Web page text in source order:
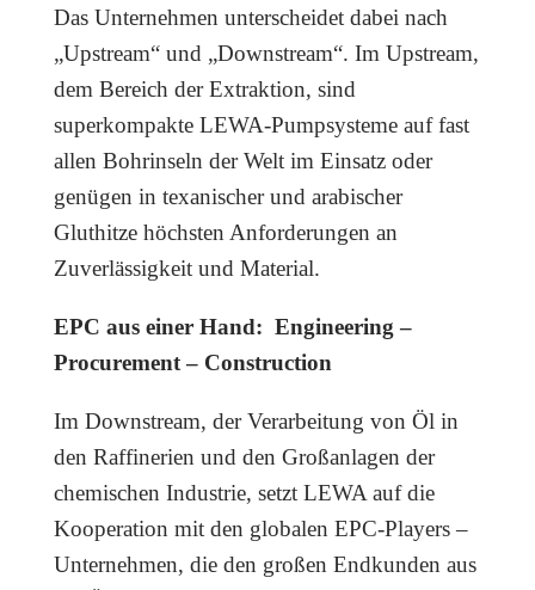
Das Unternehmen unterscheidet dabei nach
„Upstream“ und „Downstream“. Im Upstream,
dem Bereich der Extraktion, sind
superkompakte LEWA-Pumpsysteme auf fast
allen Bohrinseln der Welt im Einsatz oder
genügen in texanischer und arabischer
Gluthitze höchsten Anforderungen an
Zuverlässigkeit und Material.
EPC aus einer Hand: Engineering –
Procurement – Construction
Im Downstream, der Verarbeitung von Öl in
den Raffinerien und den Großanlagen der
chemischen Industrie, setzt LEWA auf die
Kooperation mit den globalen EPC-Players –
Unternehmen, die den großen Endkunden aus